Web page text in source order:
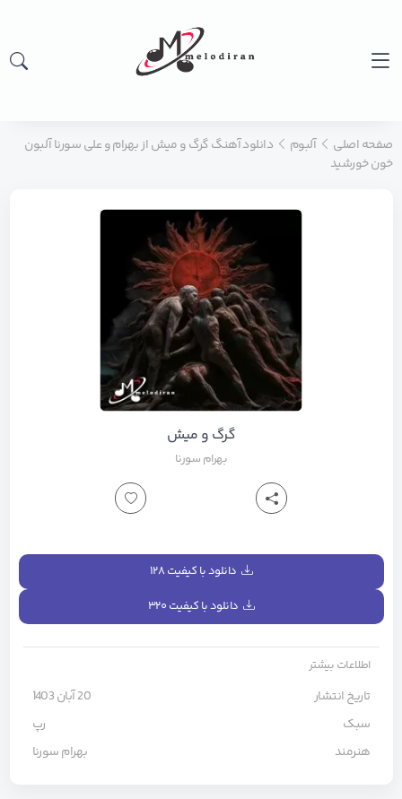
صفحه اصلی آلبوم
دانلود آهنگ گرگ و میش از بهرام و علی سورنا آلبون
خون خورشید
گرگ و میش
بهرام سورنا
دانلود با کیفیت ۱۲۸
دانلود با کیفیت ۳۲۰
اطلاعات بیشتر
تاریخ انتشار
20 آبان 1403
سبک
رپ
هنرمند
بهرامسورنا